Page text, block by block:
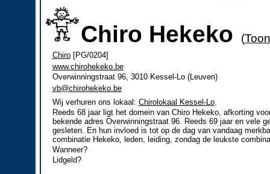
Chiro Hekeko (
Chiro[PG/0204]
www.chirohekeko.be
Overwinningstraat 96, 3010 Kessel-Lo (Leuven)
vb@chirohekeko.be
Wij verhuren ons lokaal: Chirolokaal Kessel-Lo.
Reeds 68 jaar ligt het domein van Chiro Hekeko, afkorting
bekende adres Overwinningstraat 96. Reeds 69 jaar en vele
gesleten. En hun invloed is tot op de dag van vandaag
combinatie Hekeko, leden, leiding, zondag de leukste
Wanneer?
Lidgeld?